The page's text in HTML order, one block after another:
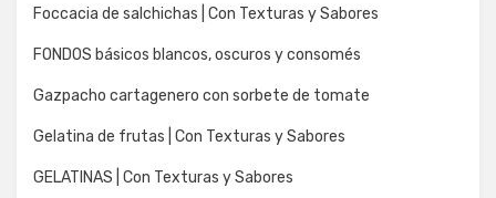
Foccacia de salchichas | Con Texturas y Sabores
FONDOS básicos blancos, oscuros y consomés
Gazpacho cartagenero con sorbete de tomate
Gelatina de frutas | Con Texturas y Sabores
GELATINAS | Con Texturas y Sabores